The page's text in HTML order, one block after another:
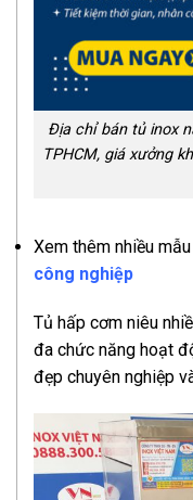
Địa chỉ bán tủ inox
TPHCM, giá xưởng
Xem thêm nhiều
công nghiệp
Tủ hấp cơm niêu
đa chức năng hoạt
đẹp chuyên nghiệp